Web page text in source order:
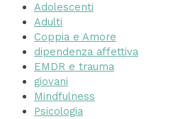
Adolescenti
Adulti
Coppia e Amore
dipendenza affettiva
EMDR e trauma
giovani
Mindfulness
Psicologia